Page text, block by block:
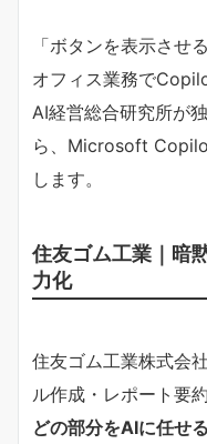
「ボタンを表示させ
オフィス業務で
AI経営総合研究所が
ら、Microsoft
します。
住友ゴム工業｜暗
力化
住友ゴム工業株式会
ル作成・レポート要
どの部分をAIに任せ